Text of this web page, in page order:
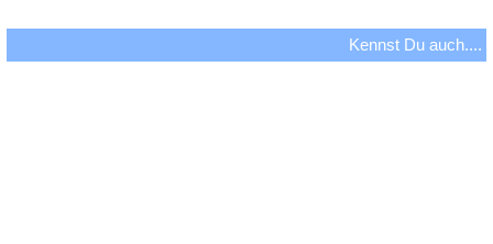
Kennst Du auch....